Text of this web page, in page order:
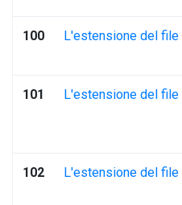
100 L'estensione del file
101 L'estensione del file
102 L'estensione del file